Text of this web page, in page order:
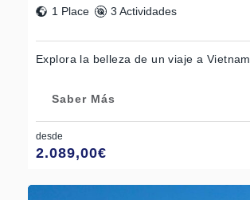
1 Place
3 Actividades
Explora la belleza de un viaje a Vietnam
Saber Más
desde
2.089,00€